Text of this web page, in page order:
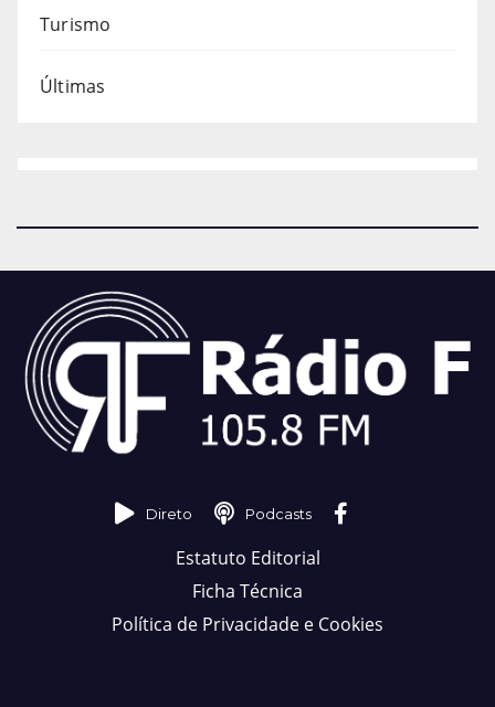
Turismo
Últimas
Direto Podcasts
Estatuto Editorial
Ficha Técnica
Política de Privacidade e Cookies